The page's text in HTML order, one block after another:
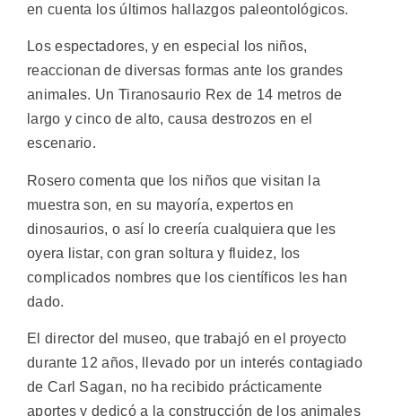
en cuenta los últimos hallazgos paleontológicos.
Los espectadores, y en especial los niños,
reaccionan de diversas formas ante los grandes
animales. Un Tiranosaurio Rex de 14 metros de
largo y cinco de alto, causa destrozos en el
escenario.
Rosero comenta que los niños que visitan la
muestra son, en su mayoría, expertos en
dinosaurios, o así lo creería cualquiera que les
oyera listar, con gran soltura y fluidez, los
complicados nombres que los científicos les han
dado.
El director del museo, que trabajó en el proyecto
durante 12 años, llevado por un interés contagiado
de Carl Sagan, no ha recibido prácticamente
aportes y dedicó a la construcción de los animales